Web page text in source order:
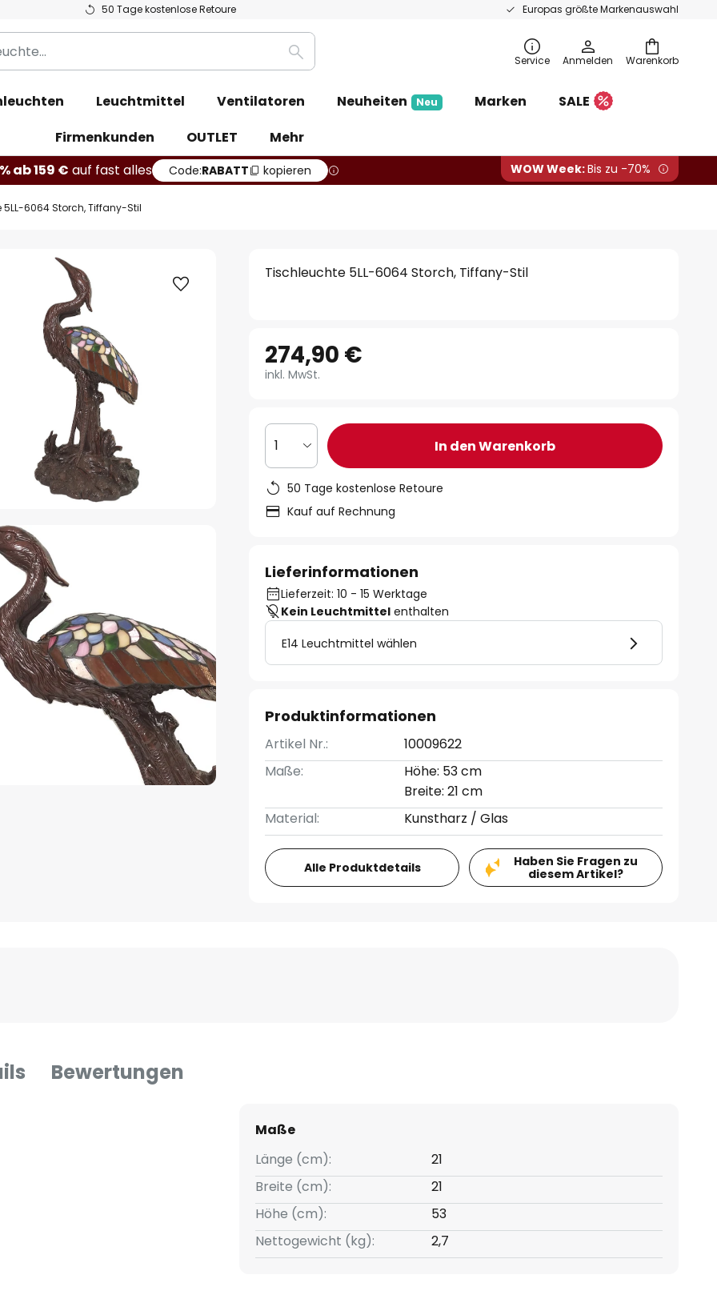
50 Tage kostenlose Retoure Europas größte Markenauswahl
Warenkorb
Suche Service Anmelden
Leuchtmittel Ventilatoren Neuheiten Neu Marken
SALE
Firmenkunden
OUTLET
Mehr
ab 159 € auf fast alles Code:RABATT kopieren WOW Week:Bis zu -70%
6064 Storch, Tiffany-Stil
Tischleuchte 5LL-6064 Storch, Tiffany-Stil
274,90 €
inkl. MwSt.
1 In den Warenkorb
50 Tage kostenlose Retoure
Kauf auf Rechnung
Lieferinformationen
Lieferzeit: 10 - 15 Werktage
Kein Leuchtmittel enthalten
E14 Leuchtmittel wählen
Produktinformationen
Artikel Nr.:
10009622
Maße:
Höhe: 53 cm
Breite: 21 cm
Material:
Kunstharz / Glas
Alle Produktdetails
Haben Sie Fragen zu
diesem Artikel?
Bewertungen
Maße
Länge (cm):
21
Breite (cm):
21
Höhe (cm):
53
Nettogewicht (kg):
2,7